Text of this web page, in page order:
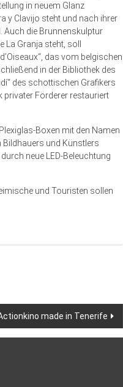
in neuem Glanz
y Clavijo steht und nach ihrer
Auch die Brunnenskulptur
Granja steht, soll
das vom belgischen
in der Bibliothek des
des schottischen Grafikers
privater Förderer restauriert
Boxen mit den Namen
Bildhauers und Künstlers
neue LED-Beleuchtung
und Touristen sollen
made in Tenerife